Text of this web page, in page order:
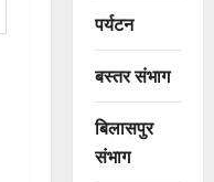
पर्यटन
बस्तर संभाग
बिलासपुर
संभाग